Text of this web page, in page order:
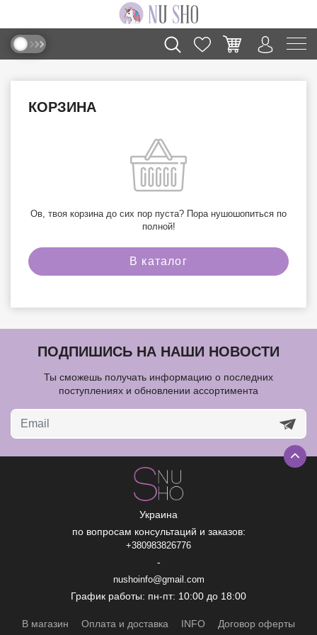
КОРЗИНА
Ов, твоя корзина до сих пор пуста? Пора нушошопиться по
полной!
В каталог
ПОДПИШИСЬ НА НАШИ НОВОСТИ
Ты сможешь получать информацию о последних
поступлениях и обновлении ассортимента
Украина
по вопросам консультаций и заказов:
+380983826776
-
nushoinfo@gmail.com
График работы: пн-пт: 10:00 до 18:00
В магазин Оплата и доставка INFO Договор оферты